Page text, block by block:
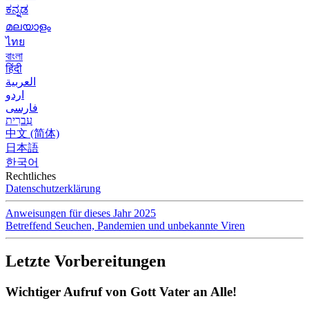
ಕನ್ನಡ
മലയാളം
ไทย
বাংলা
हिंदी
العربية
اردو
فارسی
עִברִית
中文 (简体)
日本語
한국어
Rechtliches
Datenschutzerklärung
Anweisungen für dieses Jahr 2025
Betreffend Seuchen, Pandemien und unbekannte Viren
Letzte Vorbereitungen
Wichtiger Aufruf von Gott Vater an Alle!